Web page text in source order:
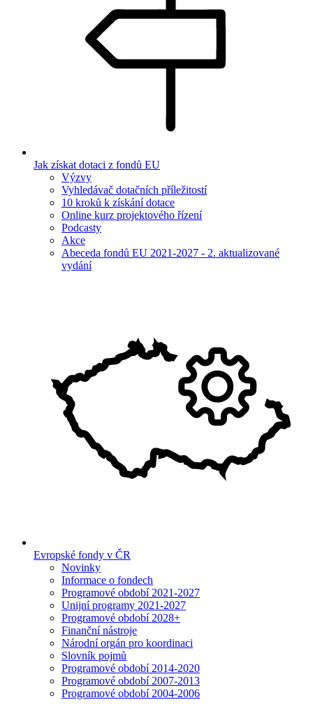
Jak získat dotaci z fondů EU
Výzvy
Vyhledávač dotačních příležitostí
10 kroků k získání dotace
Online kurz projektového řízení
Podcasty
Akce
Abeceda fondů EU 2021-2027 - 2. aktualizované
vydání
Evropské fondy v ČR
Novinky
Informace o fondech
Programové období 2021-2027
Unijní programy 2021-2027
Programové období 2028+
Finanční nástroje
Národní orgán pro koordinaci
Slovník pojmů
Programové období 2014-2020
Programové období 2007-2013
Programové období 2004-2006